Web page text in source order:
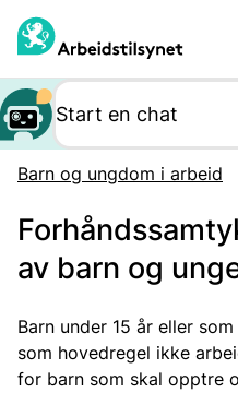
hovedinnhold
Barn og ungdom i arbeid
av barn og
Barn under 15 år eller
som hovedregel ikke
for barn som skal opptre